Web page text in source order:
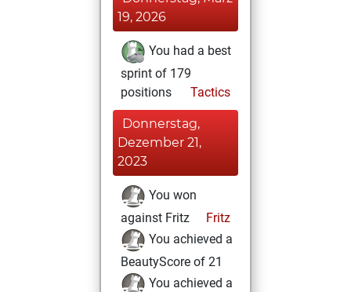
19, 2026
You had a best
sprint of 179
positions
Tactics
Donnerstag,
Dezember 21,
2023
You won
against Fritz
Fritz
You achieved a
BeautyScore of 21
You achieved a